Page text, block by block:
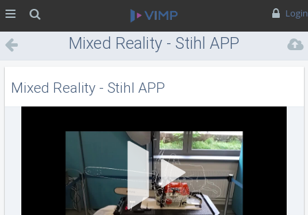
Login
Mixed Reality - Stihl APP
Mixed Reality - Stihl APP